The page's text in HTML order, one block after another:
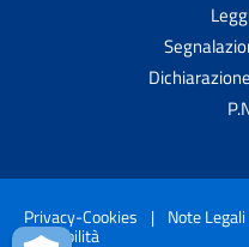
Privacy-Cookies | Note Legali
accessibilità